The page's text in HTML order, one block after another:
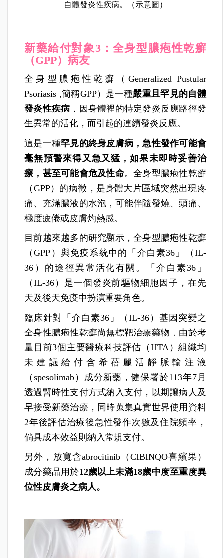
自體發炎性疾病。（示意圖）
新藥給付對象3：全身型膿疱性乾癬
（GPP）病友
全身型膿疱性乾癬（Generalized Pustular
Psoriasis ,簡稱GPP）是一種嚴重且罕見的自體
發炎性疾病 ，因身體裡的特定發炎反應路徑發
生異常的活化，而引起的連續發炎反應。
這是一種罕見的終身皮膚病，急性發作可能會
毫無預警來得又急又猛，如果未即時妥善治
療，甚至可能會危及性命。全身型膿疱性乾癬
（GPP）的病徵，是身體大片區域突然出現疼
痛、充滿膿液的水泡，可能伴隨發燒、頭痛、
極度疲倦或皮膚灼熱感。
目前越來越多的研究顯示，全身型膿疱性乾癬
（GPP）與免疫系統中的「介白素36」（IL-
36）的途徑異常活化有關。「介白素36」
（IL-36）是一個發炎前驅物細胞因子，在先
天及後天免疫中扮演重要角色。
臨床針對「介白素36」（IL-36）基因突變之
全身性膿疱性乾癬尚無標靶治療藥物，由於考
量目前3個主要醫療科技評估（HTA）組織均
未建議給付含希蓓麗活靜脈輸注液
（spesolimab）成分新藥，健保署於113年7月
透過暫時性支付方式納入支付，以期讓病人及
早接受新藥治療，同時蒐集真實世界使用資料
2年後評估治療後急性發作次數及住院頻率，
倘具成本效益則納入常規支付。
另外，放寬含abrocitinib（CIBINQO喜繽果）
成分藥品用於12歲以上未滿18歲中度至重度異
位性皮膚炎之病人。